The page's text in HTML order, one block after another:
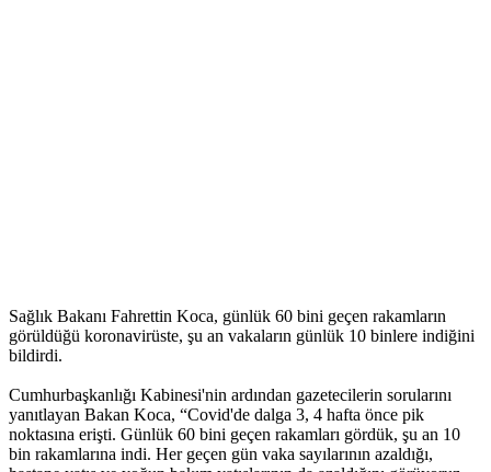
Sağlık Bakanı Fahrettin Koca, günlük 60 bini geçen rakamların
görüldüğü koronavirüste, şu an vakaların günlük 10 binlere indiğini
bildirdi.
Cumhurbaşkanlığı Kabinesi'nin ardından gazetecilerin sorularını
yanıtlayan Bakan Koca, “Covid'de dalga 3, 4 hafta önce pik
noktasına erişti. Günlük 60 bini geçen rakamları gördük, şu an 10
bin rakamlarına indi. Her geçen gün vaka sayılarının azaldığı,